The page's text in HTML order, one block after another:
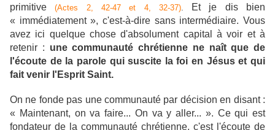
primitive(Actes 2, 42-47 et 4, 32-37).
Et je dis bien
« immédiatement », c'est-à-dire sans intermédiaire. Vous
avez ici quelque chose d'absolument capital à voir et à
retenir : une communauté chrétienne ne naît que de
l'écoute de la parole qui suscite la foi en Jésus et qui
fait venir l'Esprit Saint.
On ne fonde pas une communauté par décision en disant :
« Maintenant, on va faire... On va y aller... ». Ce qui est
fondateur de la communauté chrétienne, c'est l'écoute de